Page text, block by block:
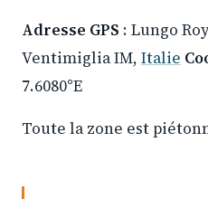
Adresse GPS : Lungo
Ventimiglia IM, Italie
7.6080°E
Toute la zone est